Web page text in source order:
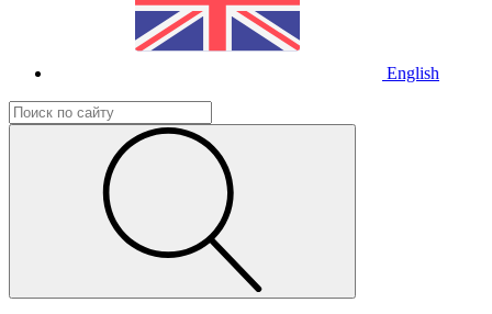
English